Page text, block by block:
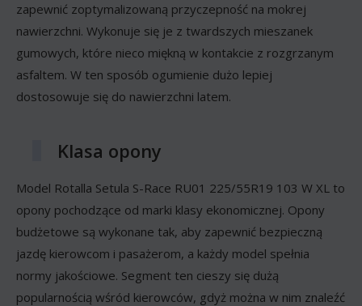
zapewnić zoptymalizowaną przyczepność na mokrej
nawierzchni. Wykonuje się je z twardszych mieszanek
gumowych, które nieco miękną w kontakcie z rozgrzanym
asfaltem. W ten sposób ogumienie dużo lepiej
dostosowuje się do nawierzchni latem.
Klasa opony
Model Rotalla Setula S-Race RU01 225/55R19 103 W XL to
opony pochodzące od marki klasy ekonomicznej. Opony
budżetowe są wykonane tak, aby zapewnić bezpieczną
jazdę kierowcom i pasażerom, a każdy model spełnia
normy jakościowe. Segment ten cieszy się dużą
popularnością wśród kierowców, gdyż można w nim znaleźć